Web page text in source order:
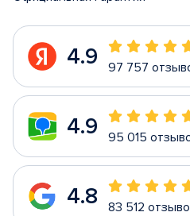
4.9 97 757
4.9 95 015
4.8 83 512